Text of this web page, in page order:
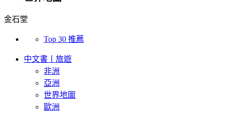
金石堂
Top 30 推薦
中文書丨旅遊
非洲
亞洲
世界地圖
歐洲